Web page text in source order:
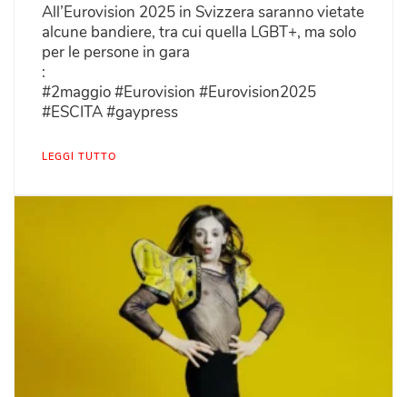
All’Eurovision 2025 in Svizzera saranno vietate
alcune bandiere, tra cui quella LGBT+, ma solo
per le persone in gara
:
#2maggio #Eurovision #Eurovision2025
#ESCITA #gaypress
LEGGI TUTTO